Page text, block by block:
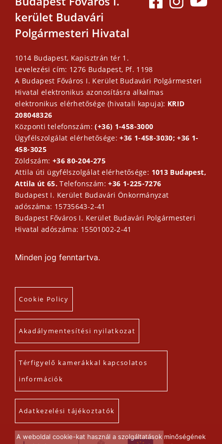
kerület Budavári
Polgármesteri Hivatal
1014 Budapest, Kapisztrán tér 1.
Levelezési cím: 1276 Budapest, Pf. 1198
A Budapest Főváros I. Kerület Budavári Polgármesteri
Hivatal elektronikus azonosításra alkalmas
elektronikus elérhetősége (hivatali kapuja): KRID
208048326
Központi telefonszám:(+36) 1-458-3000
Ügyfélszolgálat elérhetősége:+36 1-458-3030; +36 1-
458-3025
Zöldszám: +36 80-204-275
Attila úti ügyfélszolgálat elérhetősége: 1013 Budapest,
Attila út 65.Telefonszám:+36 1-225-7276
Budapest I. Kerület Budavári Önkormányzat
adószáma: 15735643-2-41
Budapest Főváros I. Kerület Budavári Polgármesteri
Hivatal adószáma: 15501002-2-41
Minden jog fenntartva.
Cookie Policy
Akadálymentesítési nyilatkozat
Térfigyelő kamerákkal kapcsolatos
információk
Adatkezelési tájékoztatók
A weboldal cookie-kat használ a szolgáltatások minőségének